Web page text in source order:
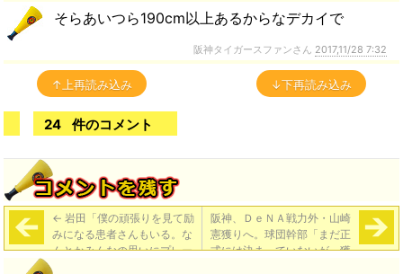
そらあいつら190cm以上あるからなデカイで
阪神タイガースファンさん 2017,11/28 7:32
↑上再読み込み ↓下再読み込み
24 件のコメント
← 岩田「僕の頑張りを見て励
みになる患者さんもいる。な
んとかみんなの思いにプレー
で応えたい」
阪神、ＤｅＮＡ戦力外・山崎
憲獲りへ。球団幹部「まだ正
式には決まっていないが、獲